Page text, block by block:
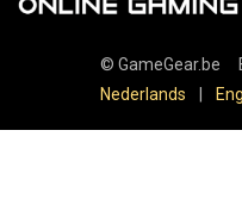
© GameGear.be
Nederlands